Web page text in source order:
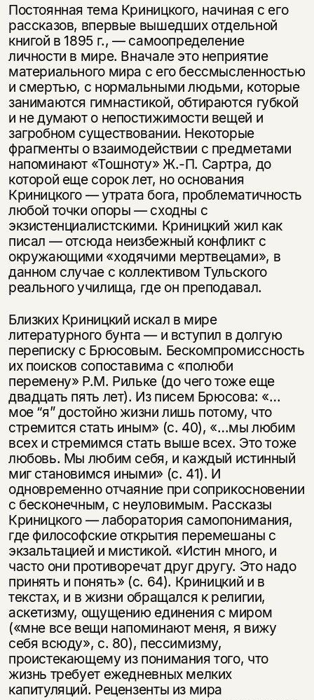
Постоянная тема Криницкого, начиная с его
рассказов, впервые вышедших отдельной
книгой в 1895 г., — самоопределение
личности в мире. Вначале это неприятие
материального мира с его бессмысленностью
и смертью, с нормальными людьми, которые
занимаются гимнастикой, обтираются губкой
и не думают о непостижимости вещей и
загробном существовании. Некоторые
фрагменты о взаимодействии с предметами
напоминают «Тошноту» Ж.-П. Сартра, до
которой еще сорок лет, но основания
Криницкого — утрата бога, проблематичность
любой точки опоры — сходны с
экзистенциалистскими. Криницкий жил как
писал — отсюда неизбежный конфликт с
окружающими «ходячими мертвецами», в
данном случае с коллективом Тульского
реального училища, где он преподавал.
Близких Криницкий искал в мире
литературного бунта — и вступил в долгую
переписку с Брюсовым. Бескомпромиссность
их поисков сопоставима с «полюби
перемену» Р.М. Рильке (до чего тоже еще
двадцать пять лет). Из писем Брюсова: «…
мое “я” достойно жизни лишь потому, что
стремится стать иным» (с. 40), «…мы любим
всех и стремимся стать выше всех. Это тоже
любовь. Мы любим себя, и каждый истинный
миг становимся иными» (с. 41). И
одновременно отчаяние при соприкосновении
с бесконечным, с неуловимым. Рассказы
Криницкого — лаборатория самопонимания,
где философские открытия перемешаны с
экзальтацией и мистикой. «Истин много, и
часто они противоречат друг другу. Это надо
принять и понять» (с. 64). Криницкий и в
текстах, и в жизни обращался к религии,
аскетизму, ощущению единения с миром
(«мне все вещи напоминают меня, я вижу
себя всюду», с. 80), пессимизму,
проистекающему из понимания того, что
жизнь требует ежедневных мелких
капитуляций. Рецензенты из мира